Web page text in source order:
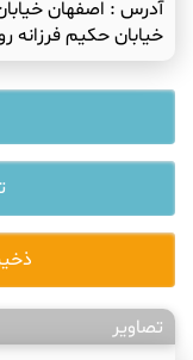
آدرس : اصفهان
خیابان حکیم فرزانه
تصاویر